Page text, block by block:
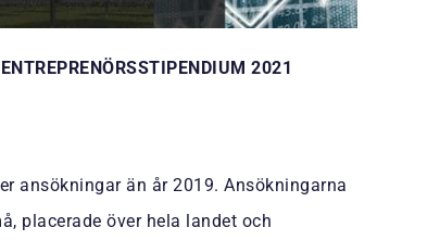
2021
ansökningar än år 2019. Ansökningarna
placerade över hela landet och